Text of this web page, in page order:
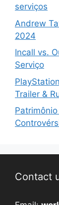
serviços
Andrew
2024
Incall vs.
Serviço
Trailer &
Contact